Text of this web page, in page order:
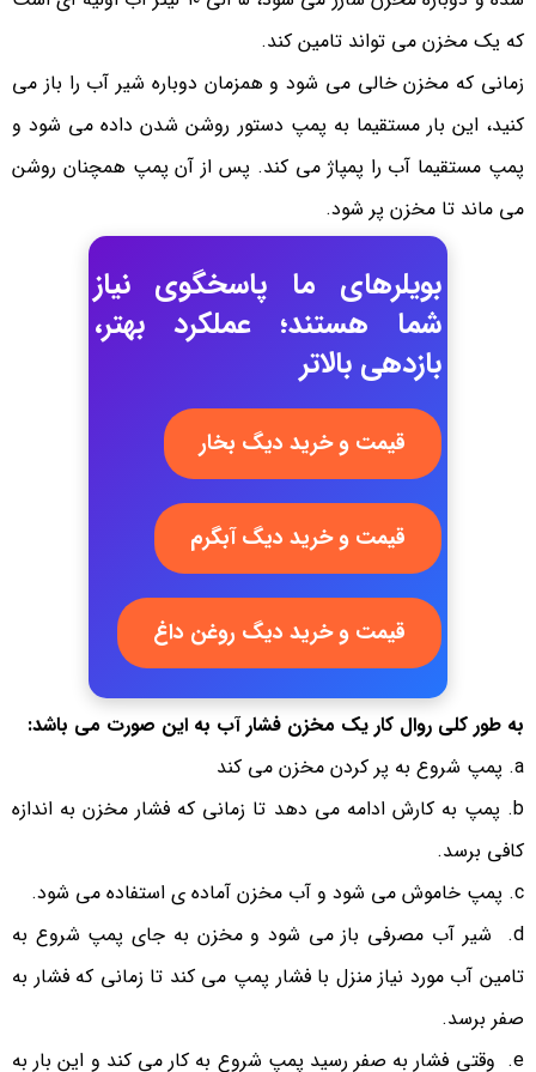
که یک مخزن می تواند تامین کند.
زمانی که مخزن خالی می شود و همزمان دوباره شیر آب را باز می
کنید، این بار مستقیما به پمپ دستور روشن شدن داده می شود و
پمپ مستقیما آب را پمپاژ می کند. پس از آن پمپ همچنان روشن
می ماند تا مخزن پر شود.
بویلرهای ما پاسخگوی نیاز
شما هستند؛ عملکرد بهتر،
بازدهی بالاتر
قیمت و خرید دیگ بخار
قیمت و خرید دیگ آبگرم
قیمت و خرید دیگ روغن داغ
به طور کلی روال کار یک مخزن فشار آب به این صورت می باشد:
پمپ شروع به پر کردن مخزن می کند
پمپ به کارش ادامه می دهد تا زمانی که فشار مخزن به اندازه
کافی برسد.
پمپ خاموش می شود و آب مخزن آماده ی استفاده می شود.
شیر آب مصرفی باز می شود و مخزن به جای پمپ شروع به
تامین آب مورد نیاز منزل با فشار پمپ می کند تا زمانی که فشار به
صفر برسد.
وقتی فشار به صفر رسید پمپ شروع به کار می کند و این بار به